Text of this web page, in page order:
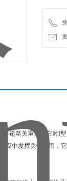
递至关重要，它对I
应中发挥关键作用